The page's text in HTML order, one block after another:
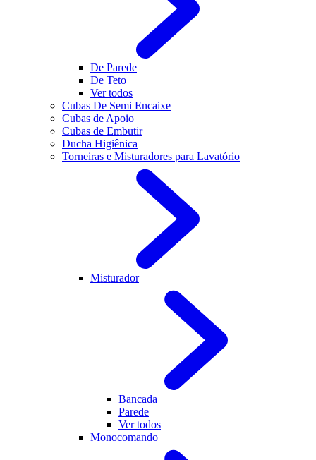
De Parede
De Teto
Ver todos
Cubas De Semi Encaixe
Cubas de Apoio
Cubas de Embutir
Ducha Higiênica
Torneiras e Misturadores para Lavatório
Misturador
Bancada
Parede
Ver todos
Monocomando